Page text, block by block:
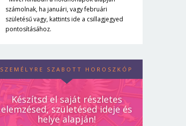
számolnak, ha januári, vagy februári
születésű vagy, kattints ide a csillagjegyed
pontosításához.
SZEMÉLYRE SZABOTT HOROSZKÓP
Készítsd el saját részletes
elemzésed, születésed ideje és
helye alapján!